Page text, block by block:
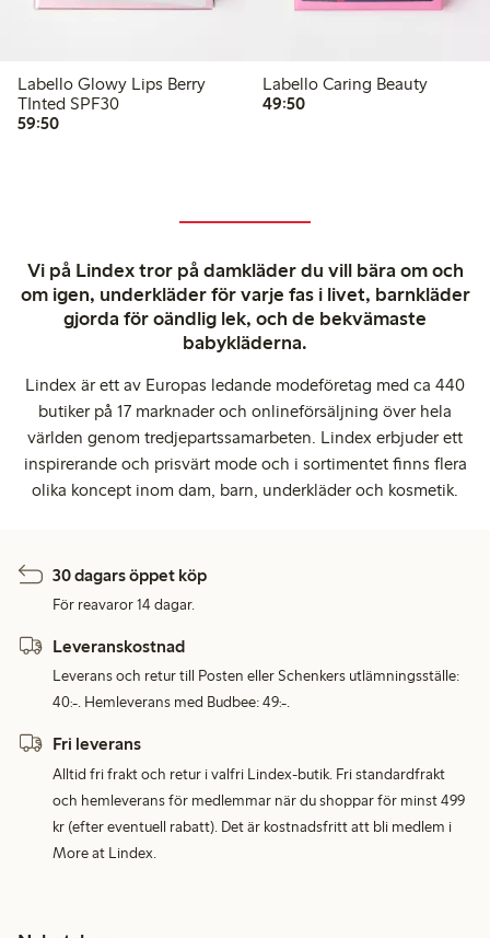
Labello Glowy Lips Berry
TInted SPF30
59:5059,50 kr
Labello Caring Beauty
49:5049,50 kr
Vi på Lindex tror på damkläder du vill bära om och
om igen, underkläder för varje fas i livet, barnkläder
gjorda för oändlig lek, och de bekvämaste
babykläderna.
Lindex är ett av Europas ledande modeföretag med ca 440
butiker på 17 marknader och onlineförsäljning över hela
världen genom tredjepartssamarbeten. Lindex erbjuder ett
inspirerande och prisvärt mode och i sortimentet finns flera
olika koncept inom dam, barn, underkläder och kosmetik.
30 dagars öppet köp
För reavaror 14 dagar.
Leveranskostnad
Leverans och retur till Posten eller Schenkers utlämningsställe:
40:-. Hemleverans med Budbee: 49:-.
Fri leverans
Alltid fri frakt och retur i valfri Lindex-butik. Fri standardfrakt
och hemleverans för medlemmar när du shoppar för minst 499
kr (efter eventuell rabatt). Det är kostnadsfritt att bli medlem i
More at Lindex.